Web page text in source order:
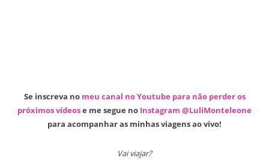
Se inscreva no meu canal no Youtube para não perder os
próximos vídeose me segue no Instagram @LuliMonteleone
para acompanhar as minhas viagens ao vivo!
Vai viajar?